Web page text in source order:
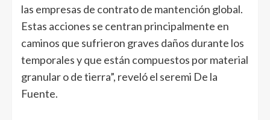
las empresas de contrato de mantención global.
Estas acciones se centran principalmente en
caminos que sufrieron graves daños durante los
temporales y que están compuestos por material
granular o de tierra”, reveló el seremi De la
Fuente.